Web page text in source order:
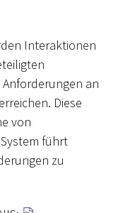
Interaktionen
an
Diese
von
führt
zu